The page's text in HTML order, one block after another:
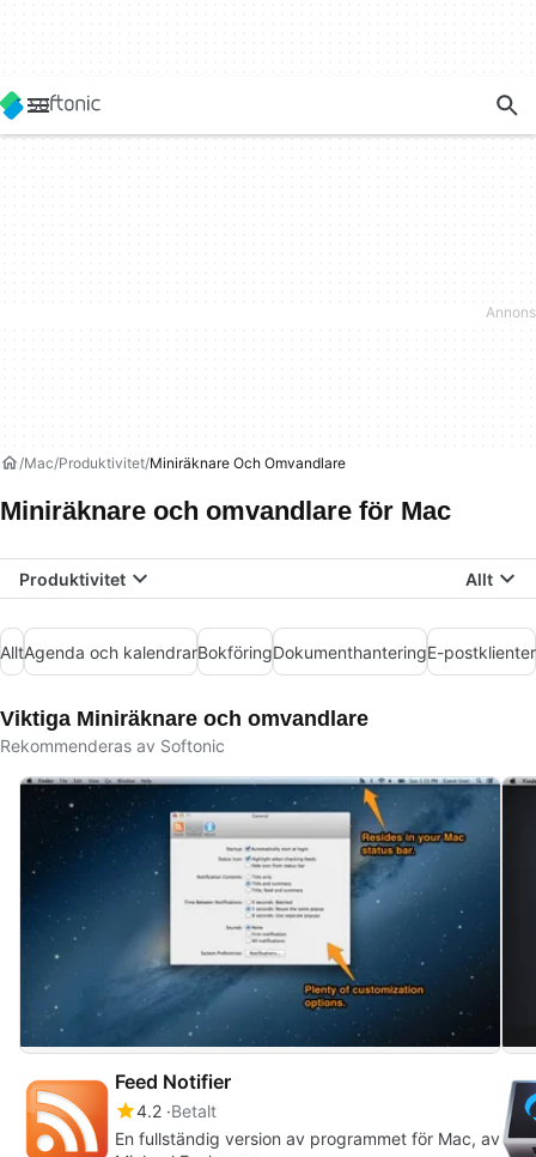
Mac Produktivitet Miniräknare Och Omvandlare
Miniräknare och omvandlare för Mac
Produktivitet Allt
AlltAgenda och kalendrarBokföringDokumenthanteringE-postklienter
Viktiga Miniräknare och omvandlare
Rekommenderas av Softonic
Feed Notifier
4.2 Betalt
En fullständig version av programmet för Mac, av